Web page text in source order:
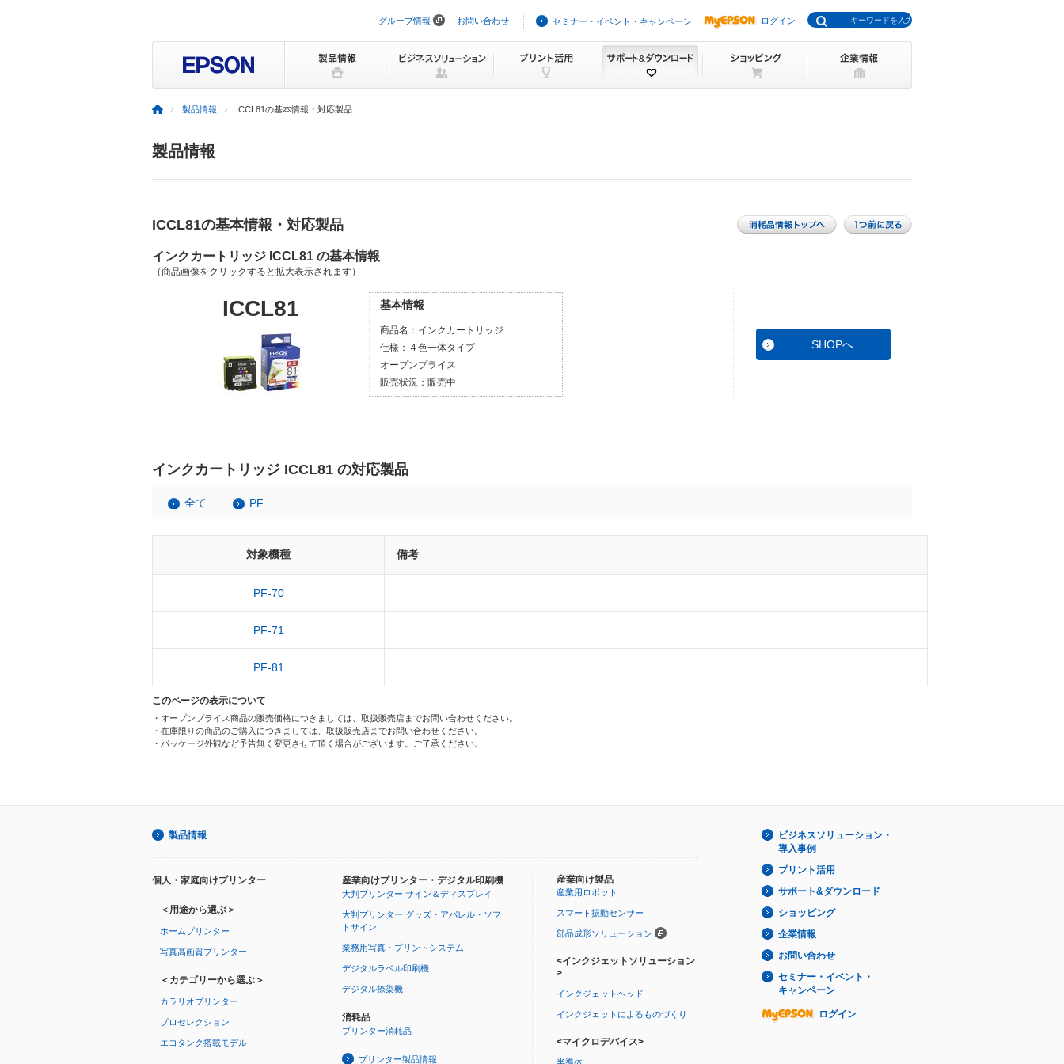
ビ
ョ
グループ情報 お問い合わせ セミナー・イベント・キャンペーン ログイン
製品情報 ICCL81の基本情報・対応製品
製品情報
ICCL81の基本情報・対応製品
インクカートリッジ ICCL81 の基本情報
（商品画像をクリックすると拡大表示されます）
ICCL81 基本情報
商品名： インクカートリッジ
仕様： ４色一体タイプ
オープンプライス
販売状況： 販売中
SHOPへ
インクカートリッジ ICCL81 の対応製品
全て PF
対象機種 備考
PF-70
PF-71
PF-81
このページの表示について
・オープンプライス商品の販売価格につきましては、取扱販売店までお問い合わせください。
・在庫限りの商品のご購入につきましては、取扱販売店までお問い合わせください。
・パッケージ外観など予告無く変更させて頂く場合がございます。ご了承ください。
製品情報
個人・家庭向けプリンター
＜用途から選ぶ＞
ホームプリンター
写真高画質プリンター
＜カテゴリーから選ぶ＞
カラリオプリンター
プロセレクション
エコタンク搭載モデル
産業向けプリンター・デジタル印刷機
大判プリンター サイン＆ディスプレイ
大判プリンター グッズ・アパレル・ソフ
トサイン
業務用写真・プリントシステム
デジタルラベル印刷機
デジタル捺染機
消耗品
プリンター消耗品
プリンター製品情報
産業向け製品
産業用ロボット
スマート振動センサー
部品成形ソリューション
<インクジェットソリューション
>
インクジェットヘッド
インクジェットによるものづくり
<マイクロデバイス>
ビジネスソリューション・
導入事例
プリント活用
サポート&ダウンロード
ショッピング
企業情報
お問い合わせ
セミナー・イベント・
キャンペーン
ログイン